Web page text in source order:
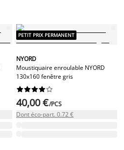
PETIT PRIX PERMANENT
NYORD
Moustiquaire enroulable NYORD
130x160 fenêtre gris






40,00 €/PCS
Dont éco-part. 0.72 €